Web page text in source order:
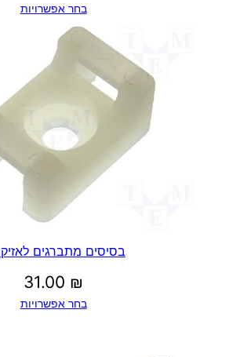
בחר אפשרויות
בסיסים מתברגים
31.00 ₪
בחר אפשרויות